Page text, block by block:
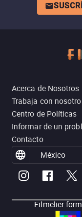
Acerca de Nosotros
Trabaja con
Centro de Políticas
Informar de un
Contacto
México
Filmelier